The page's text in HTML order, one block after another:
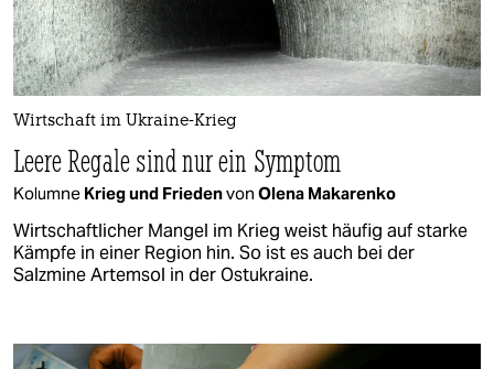
Wirtschaft im Ukraine-Krieg
Leere Regale sind nur ein Symptom
Kolumne Krieg und Friedenvon Olena Makarenko
Wirtschaftlicher Mangel im Krieg weist häufig auf starke
Kämpfe in einer Region hin. So ist es auch bei der
Salzmine Artemsol in der Ostukraine.